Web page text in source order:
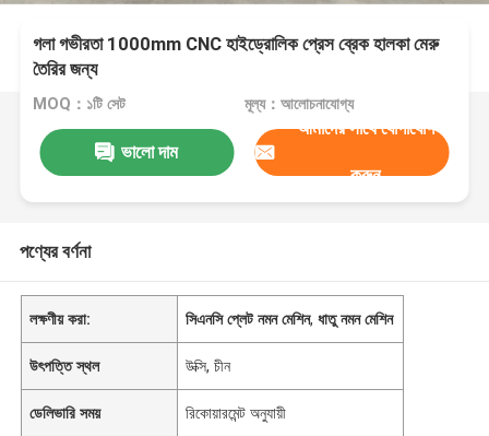
গলা গভীরতা 1000mm CNC হাইড্রোলিক প্রেস ব্রেক হালকা মেরু
তৈরির জন্য
MOQ：১টি সেট মূল্য：আলোচনাযোগ্য
ভালো দাম
আমাদের সাথে যোগাযোগ
করুন
পণ্যের বর্ণনা
লক্ষণীয় করা: সিএনসি প্লেট নমন মেশিন,ধাতু নমন মেশিন
উৎপত্তি স্থল উক্সি, চীন
ডেলিভারি সময় রিকোয়ারমেন্ট অনুযায়ী